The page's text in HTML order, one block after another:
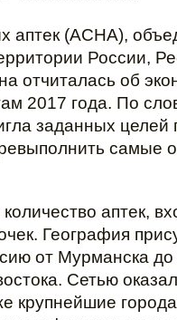
аптек (АСНА),
России,
отчиталась об
2017 года. По
заданных целей
самые
аптек,
География
от Мурманска
Сетью
крупнейшие